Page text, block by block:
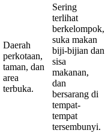
Daerah
perkotaan,
taman, dan
area
terbuka.
Sering
terlihat
berkelompok,
suka makan
biji-bijian dan
sisa
makanan,
dan
bersarang di
tempat-
tempat
tersembunyi.